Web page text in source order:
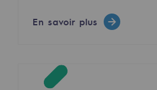
Energiz Mouv
Energiz Mouv
Territorial
En savoir plus